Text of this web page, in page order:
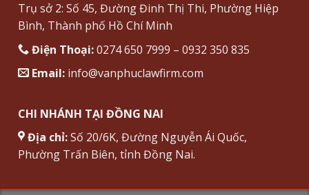
Trụ sở 2: Số 45, Đường Đinh Thị Thi, Phường Hiệp
Bình, Thành phố Hồ Chí Minh
Điện Thoại:0274 650 7999 – 0932 350 835
Email: info@vanphuclawfirm.com
CHI NHÁNH TẠI ĐỒNG NAI
Địa chỉ:Số 20/6K, Đường Nguyễn Ái Quốc,
Phường Trấn Biên, tỉnh Đồng Nai.